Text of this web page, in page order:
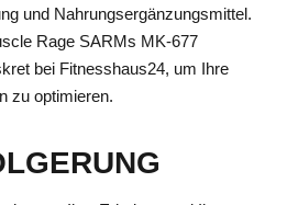
und Nahrungsergänzungsmittel.
Rage SARMs MK-677
bei Fitnesshaus24, um Ihre
zu optimieren.